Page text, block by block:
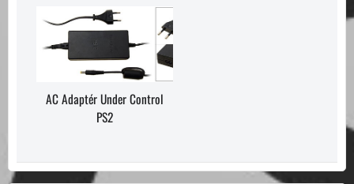
AC Adaptér Under Control
PS2